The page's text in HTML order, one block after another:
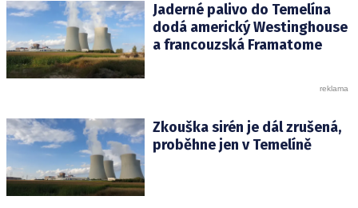
Jaderné palivo do Temelína
dodá americký Westinghouse
a francouzská Framatome
Zkouška sirén je dál zrušená,
proběhne jen v Temelíně